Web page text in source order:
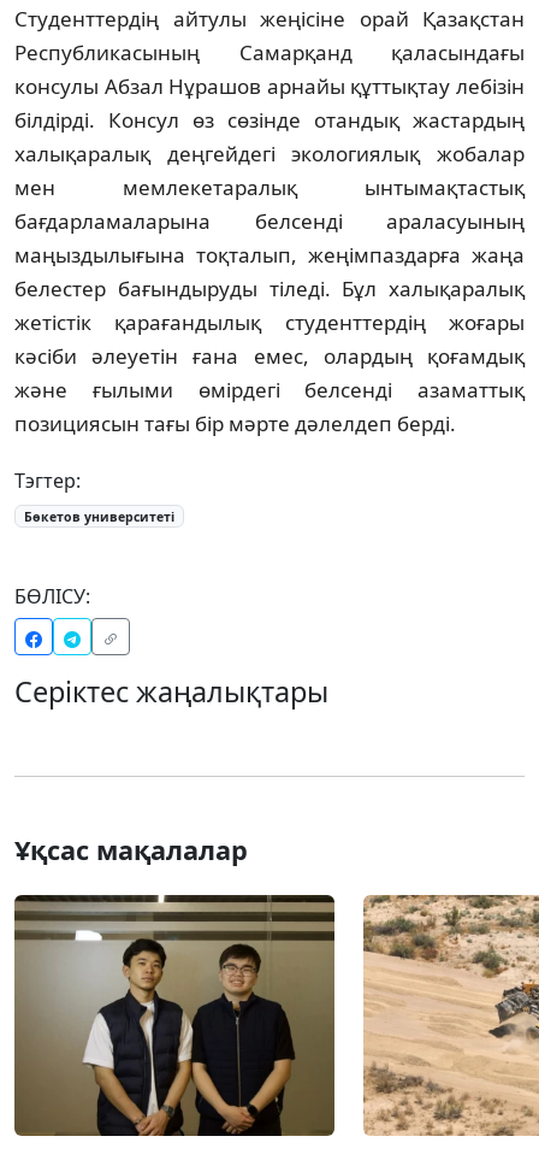
Студенттердің айтулы жеңісіне орай Қазақстан
Респуб­ликасының Самарқанд қаласындағы
консулы Абзал Нұрашов арнайы құттықтау лебізін
білдірді. Консул өз сөзінде отандық жастардың
халықаралық деңгейдегі экологиялық жобалар
мен мемлекетаралық ынтымақтастық
бағдарламаларына белсенді араласуының
маңыздылығына тоқталып, жеңімпаздарға жаңа
белестер бағындыруды тіледі. Бұл халықаралық
жетістік қарағандылық студенттердің жоғары
кәсіби әлеуетін ғана емес, олардың қоғамдық
және ғылыми өмірдегі белсенді азаматтық
позициясын тағы бір мәрте дәлелдеп берді.
Тэгтер:
Бөкетов университеті
БӨЛІСУ:
Серіктес жаңалықтары
Ұқсас мақалалар